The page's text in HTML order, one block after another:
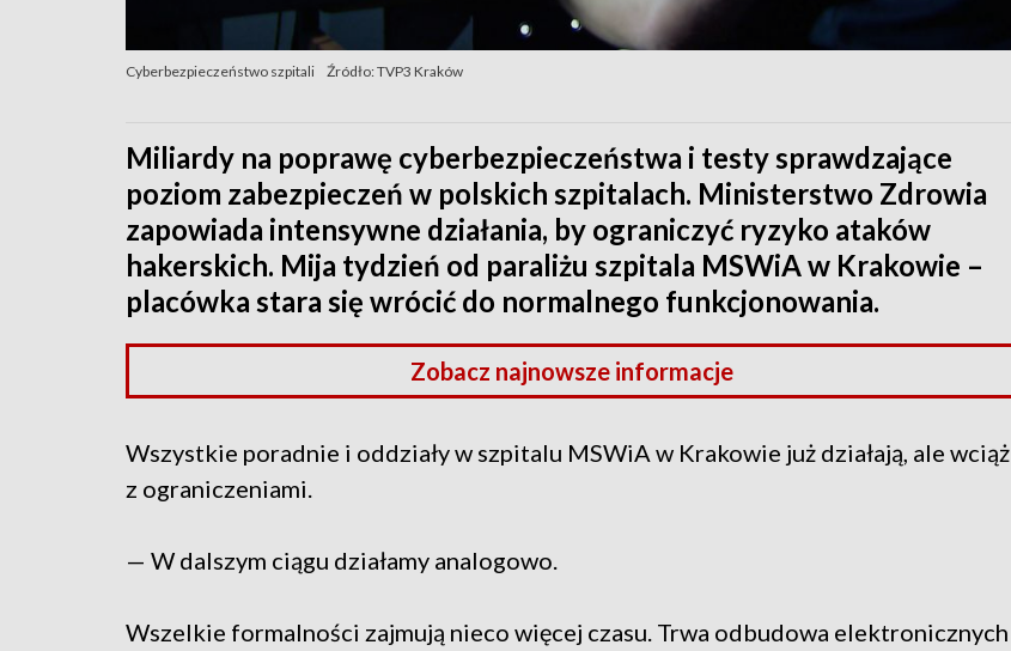
Cyberbezpieczeństwo szpitali Źródło: TVP3 Kraków
Miliardy na poprawę cyberbezpieczeństwa i testy sprawdzające
poziom zabezpieczeń w polskich szpitalach. Ministerstwo Zdrowia
zapowiada intensywne działania, by ograniczyć ryzyko ataków
hakerskich. Mija tydzień od paraliżu szpitala MSWiA w Krakowie –
placówka stara się wrócić do normalnego funkcjonowania.
Zobacz najnowsze informacje
Wszystkie poradnie i oddziały w szpitalu MSWiA w Krakowie już działają, ale wciąż
z ograniczeniami.
— W dalszym ciągu działamy analogowo.
Wszelkie formalności zajmują nieco więcej czasu. Trwa odbudowa elektronicznych